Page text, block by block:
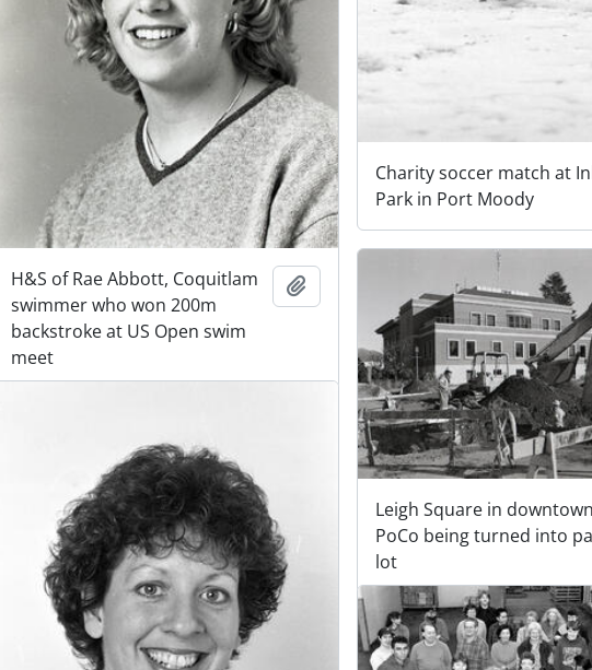
Charity soccer match at
Park in Port Moody
H&S of Rae Abbott, Coquitlam
swimmer who won 200m
backstroke at US Open swim
meet
Adicionar à área de transferência
Leigh Square in downtown
PoCo being turned into
lot